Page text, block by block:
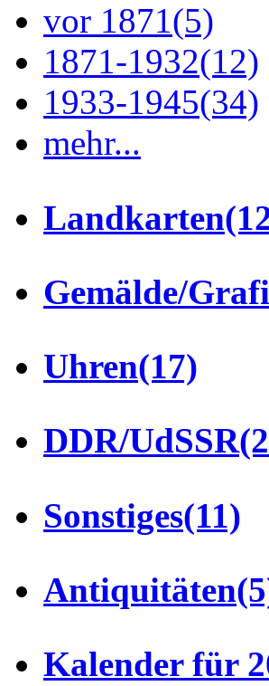
vor 1871(5)
1871-1932(12)
1933-1945(34)
mehr...
Landkarten
Gemälde/
Uhren(17)
DDR/UdSSR
Sonstiges(11)
Antiquitäten
Kalender für